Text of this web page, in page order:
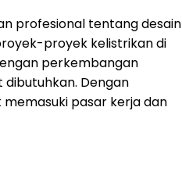
profesional tentang desain
proyek kelistrikan di
perkembangan
dibutuhkan. Dengan
pasar kerja dan